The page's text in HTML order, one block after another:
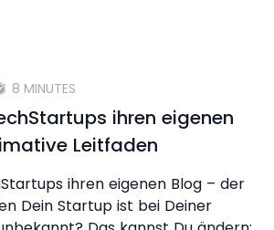
8 MINUTES
ihren eigenen
Leitfaden
ihren eigenen Blog – der
Dein Startup ist bei Deiner